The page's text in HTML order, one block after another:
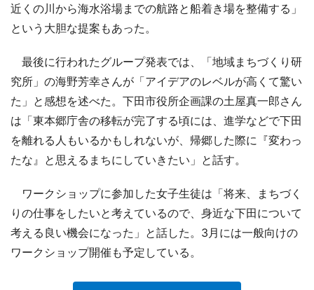
近くの川から海水浴場までの航路と船着き場を整備する」
という大胆な提案もあった。
最後に行われたグループ発表では、「地域まちづくり研
究所」の海野芳幸さんが「アイデアのレベルが高くて驚い
た」と感想を述べた。下田市役所企画課の土屋真一郎さん
は「東本郷庁舎の移転が完了する頃には、進学などで下田
を離れる人もいるかもしれないが、帰郷した際に『変わっ
たな』と思えるまちにしていきたい」と話す。
ワークショップに参加した女子生徒は「将来、まちづく
りの仕事をしたいと考えているので、身近な下田について
考える良い機会になった」と話した。3月には一般向けの
ワークショップ開催も予定している。